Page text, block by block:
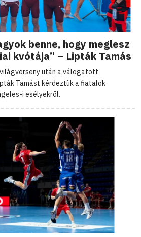
benne, hogy meglesz
kvótája” – Lipták Tamás
után a válogatott
Tamást kérdeztük a fiatalok
i esélyekről.